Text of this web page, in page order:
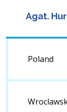
Agat.
Poland